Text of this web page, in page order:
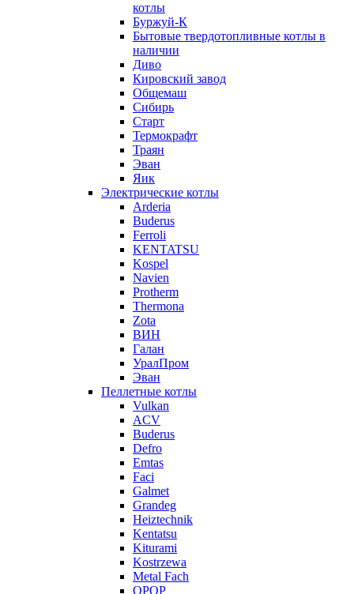
котлы
Буржуй-К
Бытовые твердотопливные котлы в
наличии
Диво
Кировский завод
Общемаш
Сибирь
Старт
Термокрафт
Траян
Эван
Яик
Электрические котлы
Arderia
Buderus
Ferroli
KENTATSU
Kospel
Navien
Protherm
Thermona
Zota
ВИН
Галан
УралПром
Эван
Пеллетные котлы
Vulkan
ACV
Buderus
Defro
Emtas
Faci
Galmet
Grandeg
Heiztechnik
Kentatsu
Kiturami
Kostrzewa
Metal Fach
OPOP